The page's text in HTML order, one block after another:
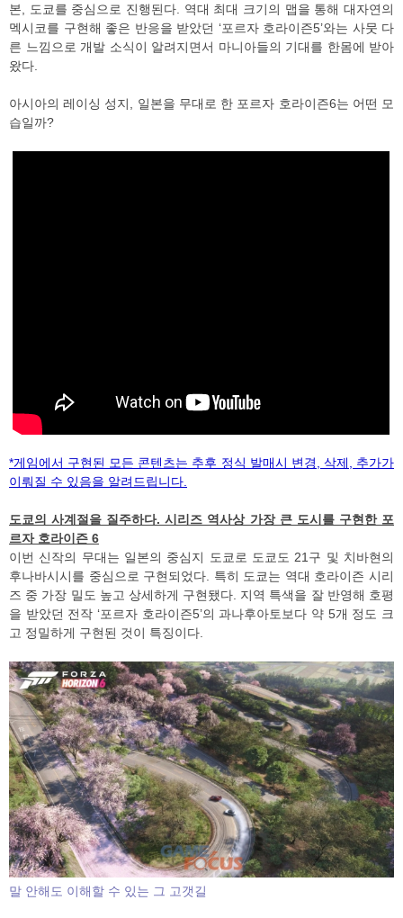
본, 도쿄를 중심으로 진행된다. 역대 최대 크기의 맵을 통해 대자연의
멕시코를 구현해 좋은 반응을 받았던 ‘포르자 호라이즌5’와는 사뭇 다
른 느낌으로 개발 소식이 알려지면서 마니아들의 기대를 한몸에 받아
왔다.
아시아의 레이싱 성지, 일본을 무대로 한 포르자 호라이즌6는 어떤 모
습일까?
*게임에서 구현된 모든 콘텐츠는 추후 정식 발매시 변경, 삭제, 추가가
이뤄질 수 있음을 알려드립니다.
도쿄의 사계절을 질주하다. 시리즈 역사상 가장 큰 도시를 구현한 포
르자 호라이즌 6
이번 신작의 무대는 일본의 중심지 도쿄로 도쿄도 21구 및 치바현의
후나바시시를 중심으로 구현되었다. 특히 도쿄는 역대 호라이즌 시리
즈 중 가장 밀도 높고 상세하게 구현됐다. 지역 특색을 잘 반영해 호평
을 받았던 전작 ‘포르자 호라이즌5’의 과나후아토보다 약 5개 정도 크
고 정밀하게 구현된 것이 특징이다.
말 안해도 이해할 수 있는 그 고갯길